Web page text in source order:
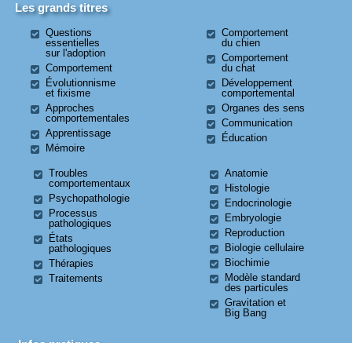
Les grands titres
Questions
essentielles
sur l'adoption
Comportement
Évolutionnisme
et fixisme
Approches
comportementales
Apprentissage
Mémoire
Comportement
du chien
Comportement
du chat
Développement
comportemental
Organes des sens
Communication
Éducation
Troubles
comportementaux
Psychopathologie
Processus
pathologiques
États
pathologiques
Thérapies
Traitements
Anatomie
Histologie
Endocrinologie
Embryologie
Reproduction
Biologie cellulaire
Biochimie
Modèle standard
des particules
Gravitation et
Big Bang